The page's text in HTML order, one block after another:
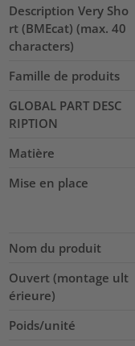
Description Very Sho
rt (BMEcat) (max. 40
characters)
Famille de produits
GLOBAL PART DESC
RIPTION
Matière
Mise en place
Nom du produit
Ouvert (montage ult
érieure)
Poids/unité